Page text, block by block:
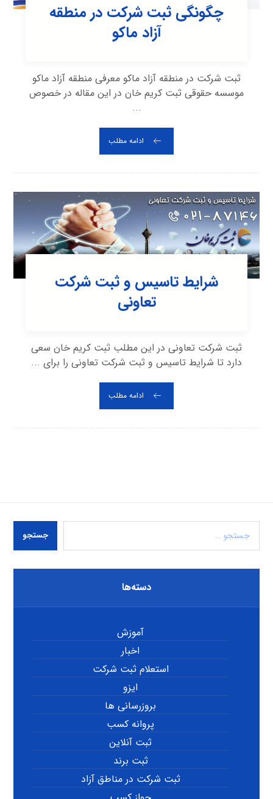
چگونگی ثبت شرکت در منطقه
آزاد ماکو
ثبت شرکت در منطقه آزاد ماکو معرفی منطقه آزاد ماکو
موسسه حقوقی ثبت کریم خان در این مقاله در خصوص
...
ادامه مطلب
شرایط تاسیس و ثبت شرکت
تعاونی
ثبت شرکت تعاونی در این مطلب ثبت کریم خان سعی
دارد تا شرایط تاسیس و ثبت شرکت تعاونی را برای ...
ادامه مطلب
جستجو
دسته‌ها
آموزش
اخبار
استعلام ثبت شرکت
ایزو
بروزرسانی ها
پروانه کسب
ثبت آنلاین
ثبت برند
ثبت شرکت در مناطق آزاد